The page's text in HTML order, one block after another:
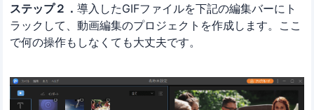
ステップ２．導入したGIFファイルを下記の編集バーにト
ラックして、動画編集のプロジェクトを作成します。ここ
で何の操作もしなくても大丈夫です。